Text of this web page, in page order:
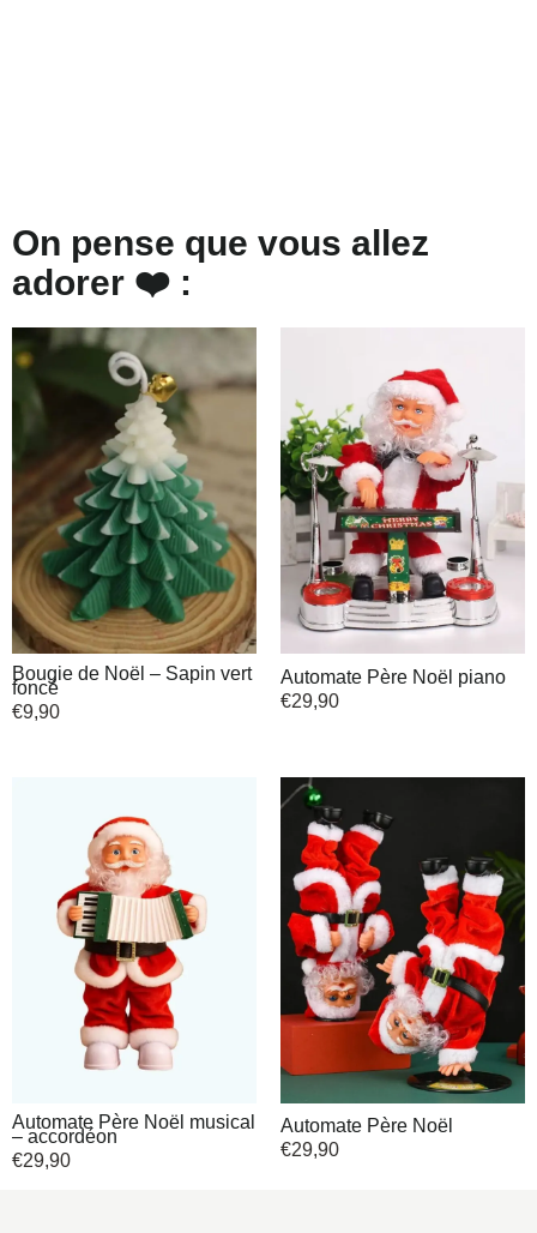
On pense que vous allez
adorer ❤️ :
Bougie de Noël – Sapin vert
foncé
€9,90
Automate Père Noël piano
€29,90
Automate Père Noël musical
– accordéon
€29,90
Automate Père Noël
€29,90